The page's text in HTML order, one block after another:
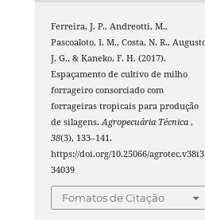
Ferreira, J. P., Andreotti, M.,
Pascoaloto, I. M., Costa, N. R.,
J. G., & Kaneko, F. H. (2017).
Espaçamento de cultivo de milho
forrageiro consorciado com
forrageiras tropicais para produção
de silagens.Agropecuária Técnica,
38(3), 133–141.
https://doi.org/10.25066/agrotec.v38i3.
34039
Fomatos de Citação